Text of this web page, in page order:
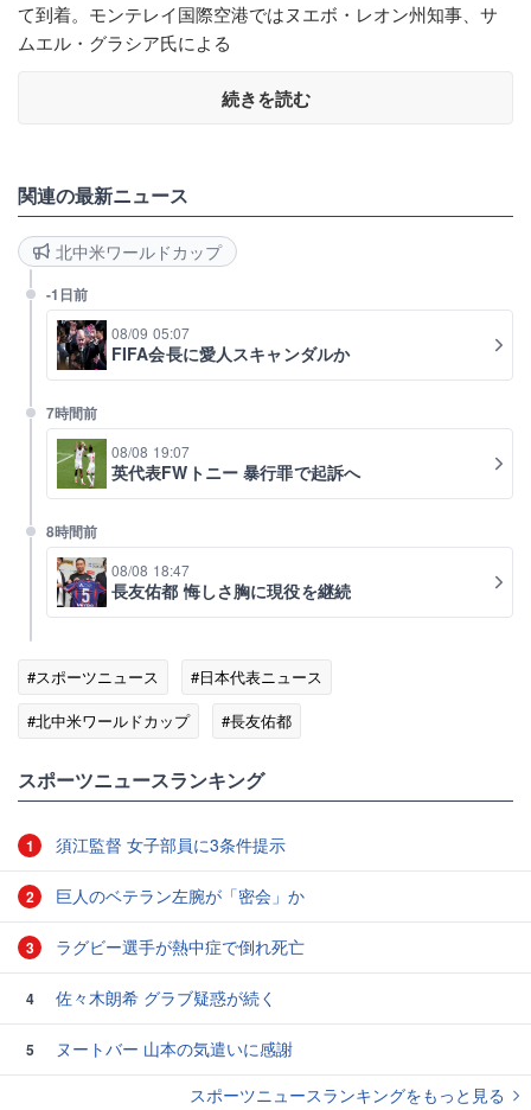
て到着。モンテレイ国際空港ではヌエボ・レオン州知事、サ
ムエル・グラシア氏による
続きを読む
関連の最新ニュース
北中米ワールドカップ
-1日前
08/09 05:07
FIFA会長に愛人スキャンダルか
7時間前
08/08 19:07
英代表FWトニー 暴行罪で起訴へ
8時間前
08/08 18:47
長友佑都 悔しさ胸に現役を継続
#スポーツニュース
#日本代表ニュース
#北中米ワールドカップ
#長友佑都
スポーツニュースランキング
1 須江監督 女子部員に3条件提示
2 巨人のベテラン左腕が「密会」か
3 ラグビー選手が熱中症で倒れ死亡
4 佐々木朗希 グラブ疑惑が続く
5
ヌートバー 山本の気遣いに感謝
スポーツニュースランキングをもっと見る